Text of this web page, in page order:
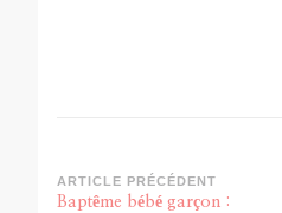
ARTICLE PRÉCÉDENT
Baptême bébé garçon :